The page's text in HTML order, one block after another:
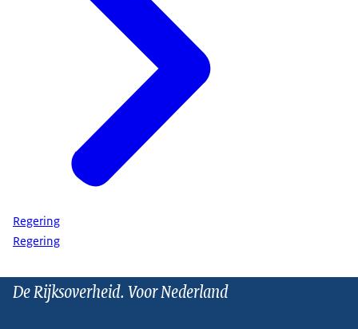
Regering
Regering
De Rijksoverheid. Voor Nederland